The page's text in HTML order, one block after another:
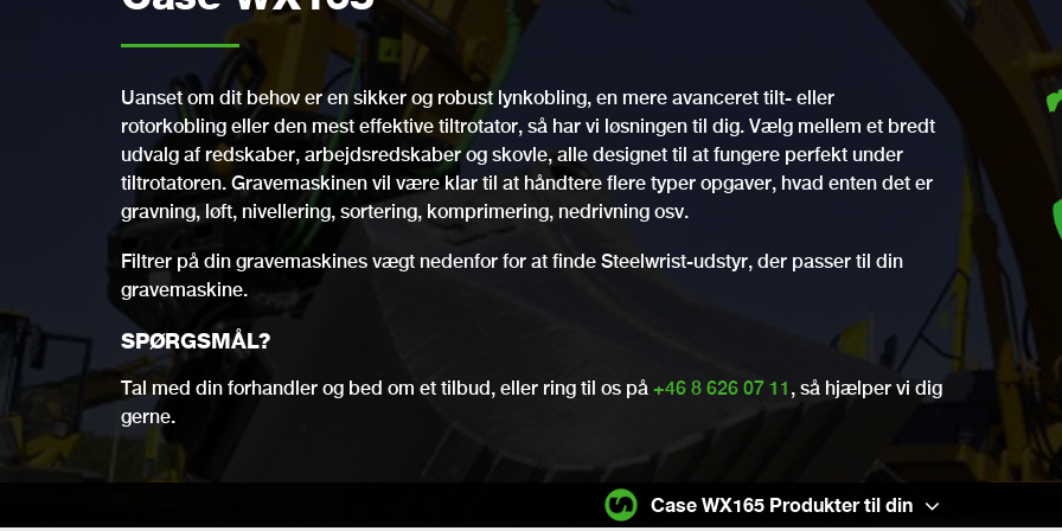
Uanset om dit behov er en sikker og robust lynkobling, en mere avanceret tilt- eller
rotorkobling eller den mest effektive tiltrotator, så har vi løsningen til dig. Vælg mellem et bredt
udvalg af redskaber, arbejdsredskaber og skovle, alle designet til at fungere perfekt under
tiltrotatoren. Gravemaskinen vil være klar til at håndtere flere typer opgaver, hvad enten det er
gravning, løft, nivellering, sortering, komprimering, nedrivning osv.
Filtrer på din gravemaskines vægt nedenfor for at finde Steelwrist-udstyr, der passer til din
gravemaskine.
SPØRGSMÅL?
Tal med din forhandler og bed om et tilbud, eller ring til os på +46 8 626 07 11 , så hjælper vi dig
gerne.
Case WX165 Produkter til din